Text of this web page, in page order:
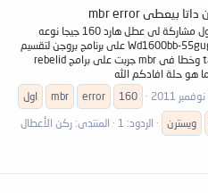
السلام عليكم ورحمة الله وبركاتة اول مشاركة لى عطل هارد 160 جيجا نوعه
ويسترن ديجيتال تيالندي موديل : Wd1600bb-55gug0 على برنامج بروجن لتقسيم
الهارد بيدينى ان فية خطا فى taple وخطا فى mbr جربت على برامج rebelid
160
error
mbr
اول
ويسترن الردود: 1 المنتدى: ركن الأعطال